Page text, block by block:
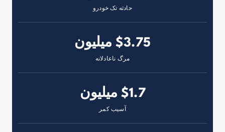
حادثه تک خودرو
$3.75 میلیون
مرگ ناعادلانه
$1.7 میلیون
آسیب کمر